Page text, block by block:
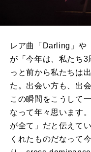
レア曲「Darling」や
が「今年は、私たち
っと前から私たちは
た。出会い方も、出
この瞬間をこうして
なって年々思います
が全て」だと伝えて
くれたものだなって